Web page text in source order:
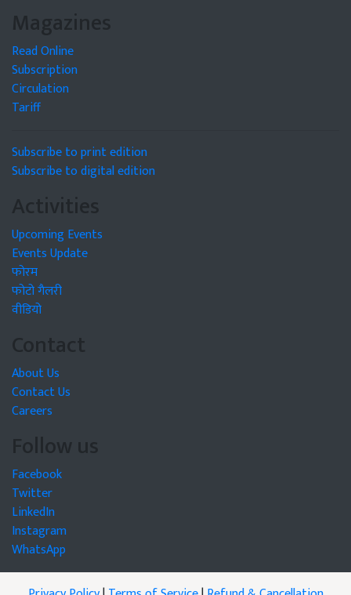
Magazines
Read Online
Subscription
Circulation
Tariff
Subscribe to print edition
Subscribe to digital edition
Activities
Upcoming Events
Events Update
फोरम
फोटो गैलरी
वीडियो
Contact
About Us
Contact Us
Careers
Follow us
Facebook
Twitter
LinkedIn
Instagram
WhatsApp